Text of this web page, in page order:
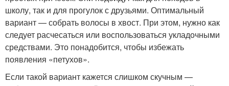
школу, так и для прогулок с друзьями. Оптимальный
вариант — собрать волосы в хвост. При этом, нужно как
следует расчесаться или воспользоваться укладочными
средствами. Это понадобится, чтобы избежать
появления «петухов».
Если такой вариант кажется слишком скучным —